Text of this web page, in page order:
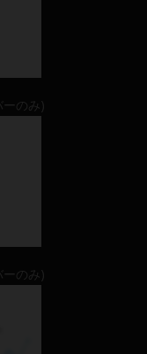
ーのみ)
ーのみ)